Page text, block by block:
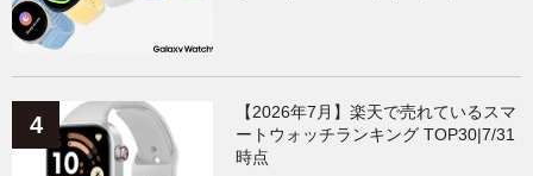
【2026年7月】楽天で売れているスマ
ートウォッチランキング TOP30|7/31
時点